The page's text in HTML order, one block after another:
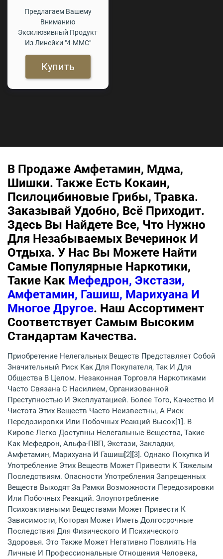
Предлагаем Вашему
Вниманию
Эксклюзивный Продукт
Из Линейки "4-ММС"
Купить
В Продаже Амфетамин, Мдма,
Шишки. Также Есть Кокаин,
Псилоцибиновые Грибы, Травка.
Заказывай Удобно, Всё Приходит.
Здесь Вы Найдете Все, Что Нужно
Для Незабываемых Вечеринок И
Отдыха. У Нас Вы Можете Найти
Самые Популярные Наркотики,
Такие Как Мефедрон, Экстази,
Амфетамин, Гашиш, Марихуана И
Многое Другое. Наш Ассортимент
Соответствует Самым Высоким
Стандартам Качества.
Приобретение Нелегальных Веществ Представляет Собой
Значительный Риск Как Для Покупателя, Так И Для
Общества В Целом. Незаконная Торговля Наркотиками
Часто Связана С Насилием, Организованной
Преступностью И Эксплуатацией. Более Того, Качество И
Чистота Этих Веществ Часто Неизвестны, А Риск
Передозировки Или Побочных Реакций Высок[1]. В
Кирове Легко Доступны Нелегальные Вещества, Такие
Как Мефедрон, Альфа-ПВП, Экстази, Закладки,
Амфетамин, Марихуана И Гашиш[2][3]. Однако Покупка И
Употребление Этих Веществ Может Привести К Тяжелым
Последствиям. Опасности Употребления Запрещенных
Веществ Выходят За Рамки Возможности Передозировки
Или Побочных Реакций. Злоупотребление
Психоактивными Веществами Может Привести К
Зависимости, Которая Может Иметь Долгосрочные
Последствия Для Физического И Психического
Здоровья. Это Также Может Негативно Повлиять На
Личные И Профессиональные Отношения Человека,